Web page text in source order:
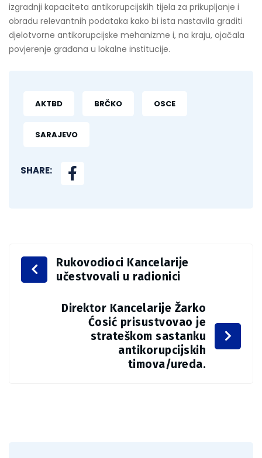
izgradnji kapaciteta antikorupcijskih tijela za prikupljanje i
obradu relevantnih podataka kako bi ista nastavila graditi
djelotvorne antikorupcijske mehanizme i, na kraju, ojačala
povjerenje građana u lokalne institucije.
AKTBD BRČKO OSCE
SARAJEVO
SHARE:
Rukovodioci Kancelarije
učestvovali u radionici
Direktor Kancelarije Žarko
Ćosić prisustvovao je
strateškom sastanku
antikorupcijskih
timova/ureda.